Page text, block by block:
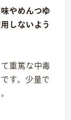
やめんつゆ
しないよう
重篤な中毒
す。少量で